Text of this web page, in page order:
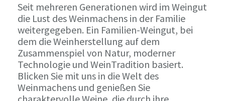
Seit mehreren Generationen wird im Weingut
die Lust des Weinmachens in der Familie
weitergegeben. Ein Familien-Weingut, bei
dem die Weinherstellung auf dem
Zusammenspiel von Natur, moderner
Technologie und WeinTradition basiert.
Blicken Sie mit uns in die Welt des
Weinmachens und genießen Sie